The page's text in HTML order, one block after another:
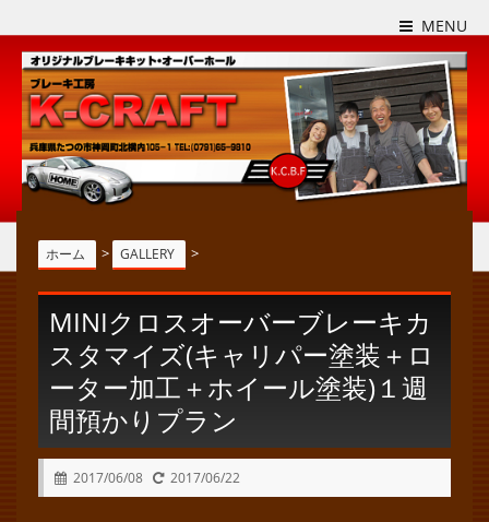
MENU
ホーム > GALLERY >
MINIクロスオーバーブレーキカ
スタマイズ(キャリパー塗装＋ロ
ーター加工＋ホイール塗装)１週
間預かりプラン
2017/06/08 2017/06/22